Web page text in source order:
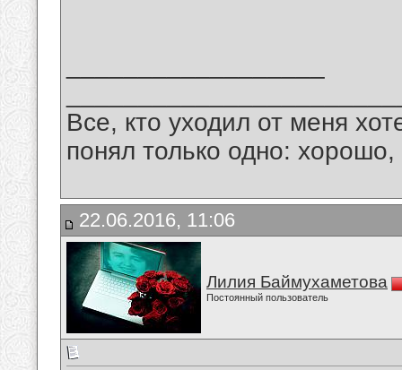
Все, кто уходил от меня
понял только одно:
22.06.2016, 11:06
Лилия Баймухаметова
Постоянный пользователь